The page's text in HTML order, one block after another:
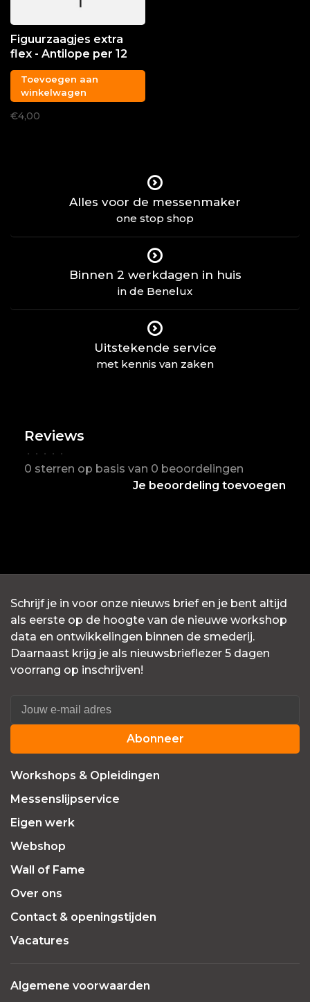
Figuurzaagjes extra
flex - Antilope per 12
stuks
Toevoegen aan
winkelwagen
€4,00
Alles voor de messenmaker
one stop shop
Binnen 2 werkdagen in huis
in de Benelux
Uitstekende service
met kennis van zaken
Reviews
• • • • •
0 sterren op basis van 0 beoordelingen
Je beoordeling toevoegen
Schrijf je in voor onze nieuws brief en je bent altijd
als eerste op de hoogte van de nieuwe workshop
data en ontwikkelingen binnen de smederij.
Daarnaast krijg je als nieuwsbrieflezer 5 dagen
voorrang op inschrijven!
Abonneer
Workshops & Opleidingen
Messenslijpservice
Eigen werk
Webshop
Wall of Fame
Over ons
Contact & openingstijden
Vacatures
Algemene voorwaarden